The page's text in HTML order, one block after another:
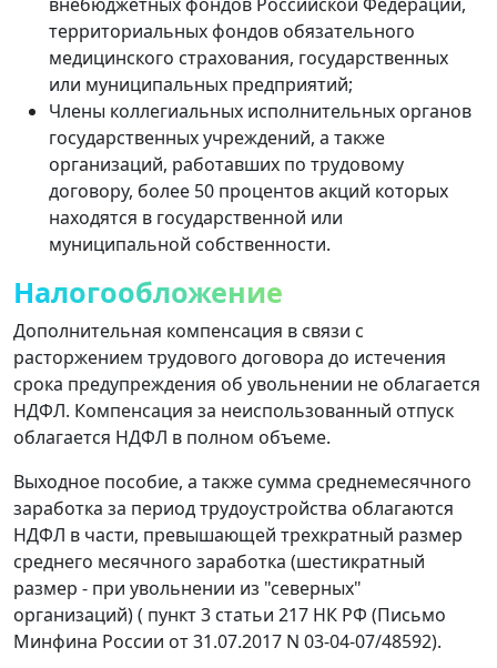
территориальных фондов обязательного
медицинского страхования, государственных
или муниципальных предприятий;
Члены коллегиальных исполнительных органов
государственных учреждений, а также
организаций, работавших по трудовому
договору, более 50 процентов акций которых
находятся в государственной или
муниципальной собственности.
Налогообложение
Дополнительная компенсация в связи с
расторжением трудового договора до истечения
срока предупреждения об увольнении не облагается
НДФЛ. Компенсация за неиспользованный отпуск
облагается НДФЛ в полном объеме.
Выходное пособие, а также сумма среднемесячного
заработка за период трудоустройства облагаются
НДФЛ в части, превышающей трехкратный размер
среднего месячного заработка (шестикратный
размер - при увольнении из "северных"
организаций) ( пункт 3 статьи 217 НК РФ (Письмо
Минфина России от 31.07.2017 N 03-04-07/48592).